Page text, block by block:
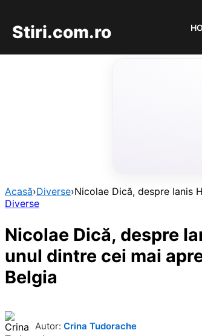
Stiri.com.ro
Acasă›Diverse›Nicolae Dică, despre Ianis
Diverse
Nicolae Dică, despre
unul dintre cei mai
Belgia
Autor: Crina Tudorache